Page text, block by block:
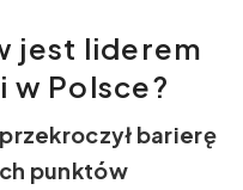
jest liderem
Polsce?
barierę
punktów